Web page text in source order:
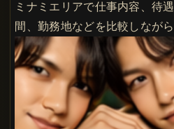
ミナミエリアで仕事内容、待
間、勤務地などを比較しなが